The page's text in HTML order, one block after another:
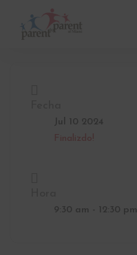
main
Jul 10 2024
Finalizdo!
9:30 am - 12:30 pm